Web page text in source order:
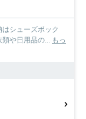
シューズボック
や日用品の... もっ